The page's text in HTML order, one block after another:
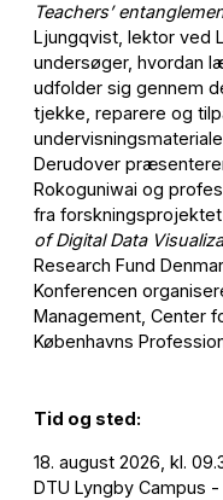
Teachers’
Ljungqvist, lektor ved
undersøger, hvordan
udfolder sig gennem
tjekke, reparere og
Derudover
Rokoguniwai og
fra forskningsprojektet
of Digital Data
Research Fund
Konferencen
Management, Center
Københavns
Tid og sted:
18. august 2026, kl.
DTU Lyngby Campus